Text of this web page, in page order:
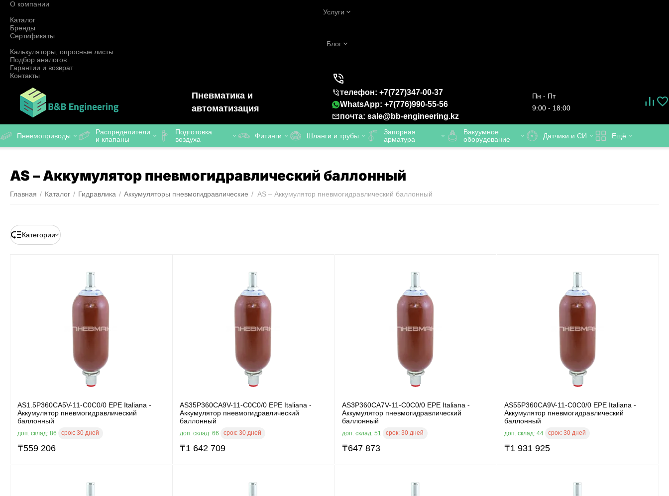
О компании
Услуги
Каталог
Бренды
Сертификаты
Блог
Калькуляторы, опросные листы
Подбор аналогов
Гарантии и возврат
Контакты
Пневматика и
автоматизация
телефон: +7(727)347-00-37
WhatsApp: +7(776)990-55-56
почта: sale@bb-engineering.kz
Пн - Пт
9:00 - 18:00
Пневмоприводы
Распределители
и клапаны
Подготовка
воздуха
Фитинги Шланги и трубы
Запорная
арматура
Вакуумное
оборудование
Датчики и СИ Ещё
AS – Аккумулятор пневмогидравлический баллонный
Главная / Каталог / Гидравлика / Аккумуляторы пневмогидравлические / AS – Аккумулятор пневмогидравлический баллонный
Категории
AS1.5P360CA5V-11-C0C0/0 EPE Italiana -
Аккумулятор пневмогидравлический
баллонный
доп. склад: 86 срок: 30 дней
₸559 206
AS35P360CA9V-11-C0C0/0 EPE Italiana -
Аккумулятор пневмогидравлический
баллонный
доп. склад: 66 срок: 30 дней
₸1 642 709
AS3P360CA7V-11-C0C0/0 EPE Italiana -
Аккумулятор пневмогидравлический
баллонный
доп. склад: 51 срок: 30 дней
₸647 873
AS55P360CA9V-11-C0C0/0 EPE Italiana -
Аккумулятор пневмогидравлический
баллонный
доп. склад: 44 срок: 30 дней
₸1 931 925